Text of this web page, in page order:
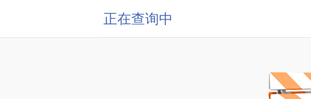
正在查询中